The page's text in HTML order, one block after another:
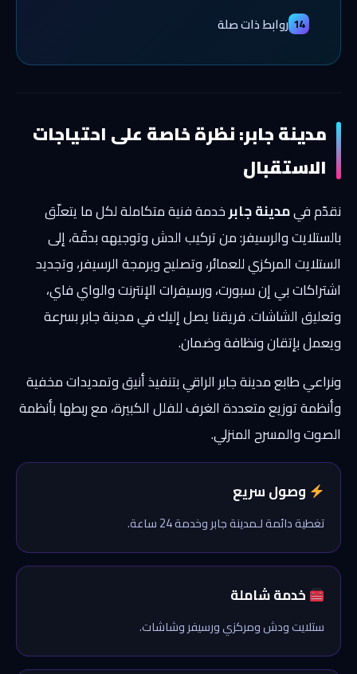
14 روابط ذات صلة
مدينة جابر: نظرة خاصة على احتياجات
الاستقبال
نقدّم فيمدينة جابرخدمة فنية متكاملة لكل ما يتعلّق
بالستلايت والرسيفر: من تركيب الدش وتوجيهه بدقّة، إلى
الستلايت المركزي للعمائر، وتصليح وبرمجة الرسيفر، وتجديد
اشتراكات بي إن سبورت، ورسيفرات الإنترنت والواي فاي،
وتعليق الشاشات. فريقنا يصل إليك في مدينة جابر بسرعة
ويعمل بإتقان ونظافة وضمان.
ونراعي طابع مدينة جابر الراقي بتنفيذ أنيق وتمديدات مخفية
وأنظمة توزيع متعددة الغرف للفلل الكبيرة، مع ربطها بأنظمة
الصوت والمسرح المنزلي.
وصول سريع
تغطية دائمة لـمدينة جابر وخدمة 24 ساعة.
خدمة شاملة
ستلايت ودش ومركزي ورسيفر وشاشات.